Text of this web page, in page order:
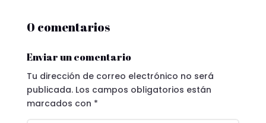
0 comentarios
Enviar un comentario
Tu dirección de correo electrónico no será
publicada. Los campos obligatorios están
marcados con *